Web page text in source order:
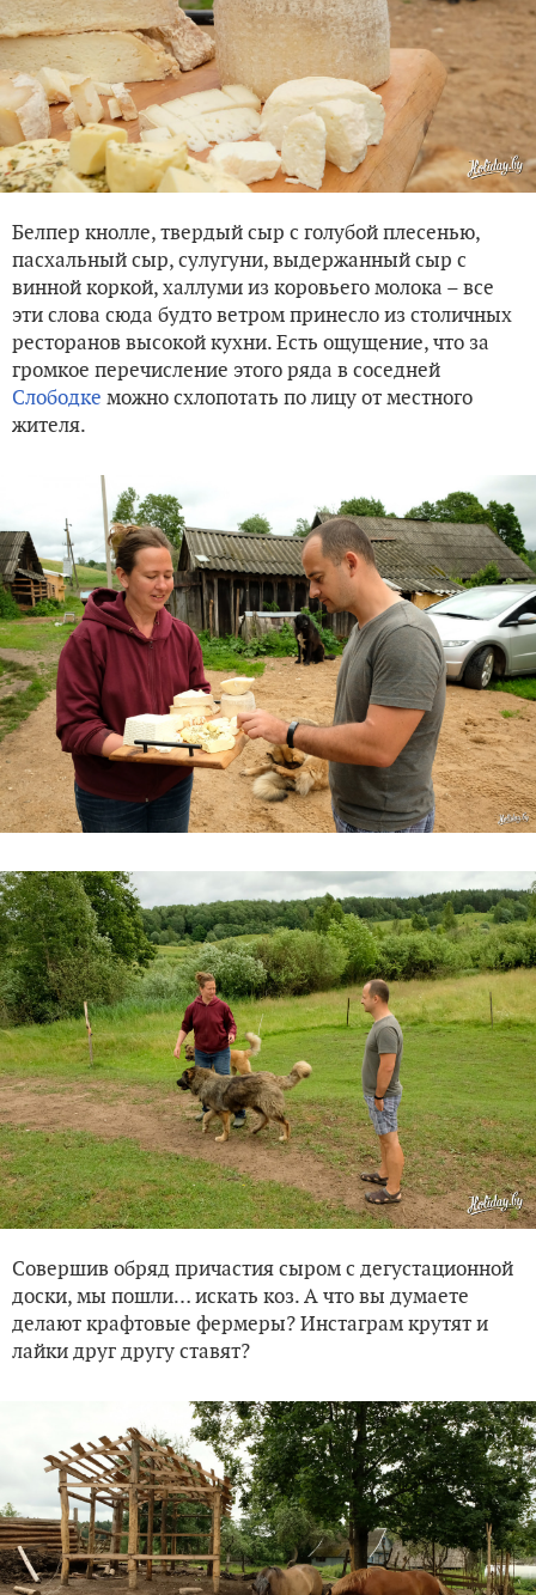
Белпер кнолле, твердый сыр с голубой плесенью,
пасхальный сыр, сулугуни, выдержанный сыр с
винной коркой, халлуми из коровьего молока – все
эти слова сюда будто ветром принесло из столичных
ресторанов высокой кухни. Есть ощущение, что за
громкое перечисление этого ряда в соседней
Слободке можно схлопотать по лицу от местного
жителя.
Совершив обряд причастия сыром с дегустационной
доски, мы пошли… искать коз. А что вы думаете
делают крафтовые фермеры? Инстаграм крутят и
лайки друг другу ставят?